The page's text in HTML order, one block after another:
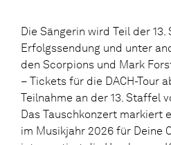
Die Sängerin wird Teil der 13.
Erfolgssendung und unter
den Scorpions und Mark
– Tickets für die DACH-Tour
Teilnahme an der 13. Staffel
Das Tauschkonzert markiert
im Musikjahr 2026 für Deine